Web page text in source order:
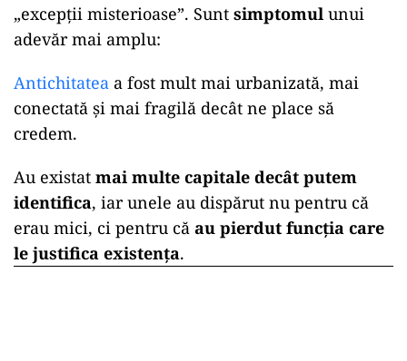
„excepții misterioase”. Sunt simptomul unui
adevăr mai amplu:
Antichitatea a fost mult mai urbanizată, mai
conectată și mai fragilă decât ne place să
credem.
Au existat mai multe capitale decât putem
identifica, iar unele au dispărut nu pentru că
erau mici, ci pentru că au pierdut funcția care
le justifica existența.